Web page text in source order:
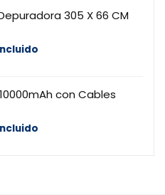
305 X 66 CM
con Cables